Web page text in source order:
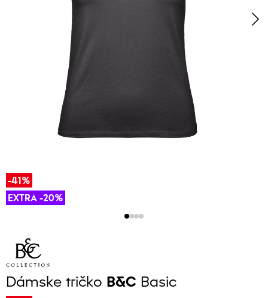
-41%
EXTRA -20%
Dámske tričko B&C Basic